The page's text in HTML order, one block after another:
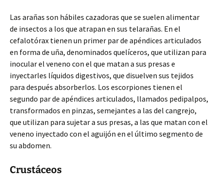
Las arañas son hábiles cazadoras que se suelen alimentar
de insectos a los que atrapan en sus telarañas. En el
cefalotórax tienen un primer par de apéndices articulados
en forma de uña, denominados quelíceros, que utilizan para
inocular el veneno con el que matan a sus presas e
inyectarles líquidos digestivos, que disuelven sus tejidos
para después absorberlos. Los escorpiones tienen el
segundo par de apéndices articulados, llamados pedipalpos,
transformados en pinzas, semejantes a las del cangrejo,
que utilizan para sujetar a sus presas, a las que matan con el
veneno inyectado con el aguijón en el último segmento de
su abdomen.
Crustáceos